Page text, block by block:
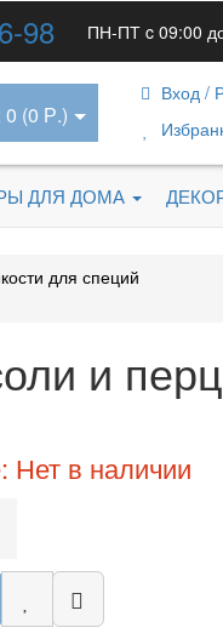
98 ПН-ПТ c 09:00
(0 Р.)
Вход /
ДЛЯ ДОМА
для специй
и
Нет в наличии